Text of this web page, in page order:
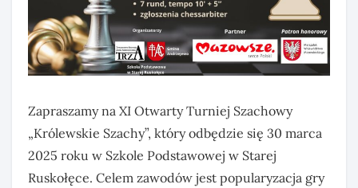
Zapraszamy na XI Otwarty Turniej Szachowy
„Królewskie Szachy”, który odbędzie się 30 marca
2025 roku w Szkole Podstawowej w Starej
Ruskołęce. Celem zawodów jest popularyzacja gry